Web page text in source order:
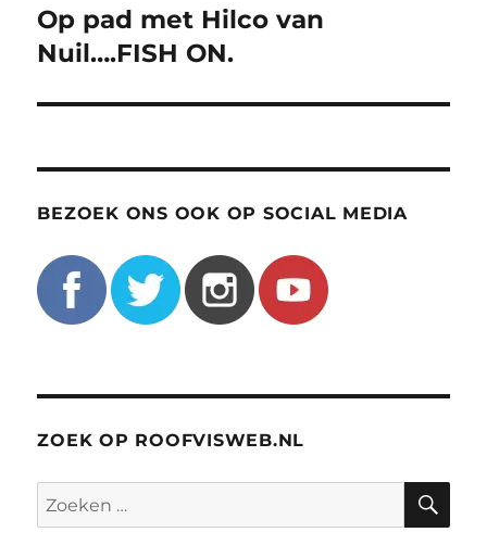
Volgend
bericht:
Op pad met Hilco van
Nuil….FISH ON.
BEZOEK ONS OOK OP SOCIAL MEDIA
ZOEK OP ROOFVISWEB.NL
Zoeken
naar: